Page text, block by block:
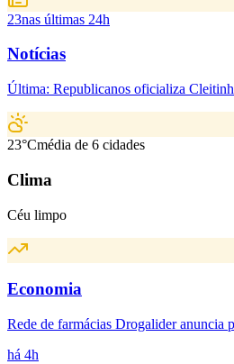
23nas últimas 24h
Notícias
Última: Republicanos oficializa
23°Cmédia de 6 cidades
Clima
Céu limpo
Economia
Rede de farmácias Drogalider anuncia
há 4h